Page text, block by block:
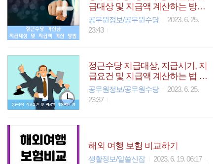
급대상 및 지급액 계산하는 방법
(군인 포함)
공무원정보/공무원수당
2023. 6. 25.
23:43
정근수당 지급대상, 지급시기, 지
급요건 및 지급액 계산하는 법 알
려드려요
공무원정보/공무원수당
2023. 6. 25.
23:37
해외 여행 보험 비교하기
생활정보/알쓸신잡 2023. 6. 19. 06:17